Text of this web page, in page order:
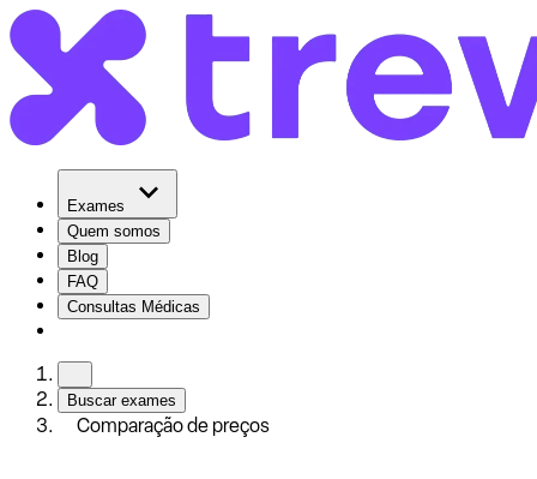
Exames
Quem somos
Blog
FAQ
Consultas Médicas
Buscar exames
Comparação de preços